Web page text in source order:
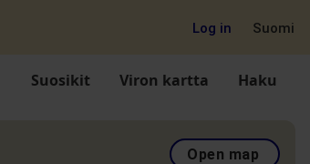
Log in Suomi
Suosikit Viron kartta Haku
Open map